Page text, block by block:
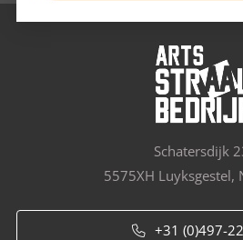
Schatersdijk
5575XH Luyksgestel,
+31 (0)497-